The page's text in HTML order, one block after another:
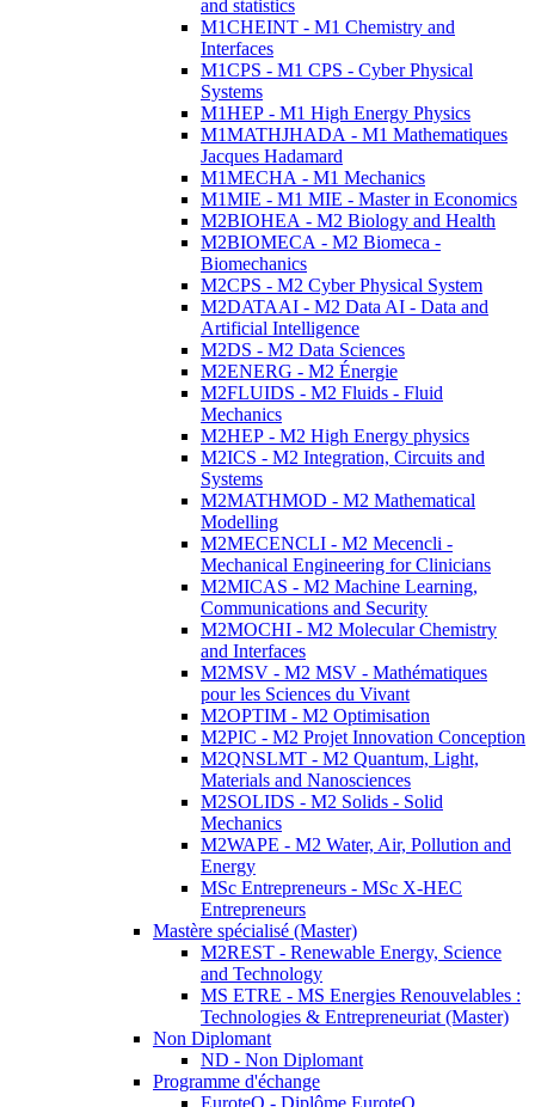
and statistics
M1CHEINT - M1 Chemistry and
Interfaces
M1CPS - M1 CPS - Cyber Physical
Systems
M1HEP - M1 High Energy Physics
M1MATHJHADA - M1 Mathematiques
Jacques Hadamard
M1MECHA - M1 Mechanics
M1MIE - M1 MIE - Master in Economics
M2BIOHEA - M2 Biology and Health
M2BIOMECA - M2 Biomeca -
Biomechanics
M2CPS - M2 Cyber Physical System
M2DATAAI - M2 Data AI - Data and
Artificial Intelligence
M2DS - M2 Data Sciences
M2ENERG - M2 Énergie
M2FLUIDS - M2 Fluids - Fluid
Mechanics
M2HEP - M2 High Energy physics
M2ICS - M2 Integration, Circuits and
Systems
M2MATHMOD - M2 Mathematical
Modelling
M2MECENCLI - M2 Mecencli -
Mechanical Engineering for Clinicians
M2MICAS - M2 Machine Learning,
Communications and Security
M2MOCHI - M2 Molecular Chemistry
and Interfaces
M2MSV - M2 MSV - Mathématiques
pour les Sciences du Vivant
M2OPTIM - M2 Optimisation
M2PIC - M2 Projet Innovation Conception
M2QNSLMT - M2 Quantum, Light,
Materials and Nanosciences
M2SOLIDS - M2 Solids - Solid
Mechanics
M2WAPE - M2 Water, Air, Pollution and
Energy
MSc Entrepreneurs - MSc X-HEC
Entrepreneurs
Mastère spécialisé (Master)
M2REST - Renewable Energy, Science
and Technology
MS ETRE - MS Energies Renouvelables :
Technologies & Entrepreneuriat (Master)
Non Diplomant
ND - Non Diplomant
Programme d'échange
EuroteQ - Diplôme EuroteQ